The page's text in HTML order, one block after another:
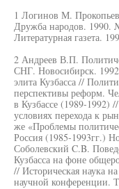
1 Логинов М.
Дружба народов. 1990.
Литературная газета.
2 Андреев В.П.
СНГ. Новосибирск.
элита Кузбасса //
перспективы реформ.
в Кузбассе (1989-1992)
условиях перехода к
же «Проблемы
Россия (1985-1993гг.)
Соболевский C.B.
Кузбасса на фоне
// Историческая наука
научной конференции.